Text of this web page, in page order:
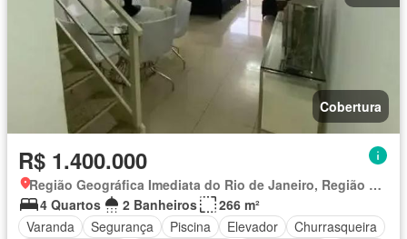
Cobertura
R$ 1.400.000
Região Geográfica Imediata do Rio de Janeiro, Região Metropolitana do Rio de Janeiro
4 Quartos
2 Banheiros
266 m²
Varanda
Segurança Piscina Elevador
Churrasqueira